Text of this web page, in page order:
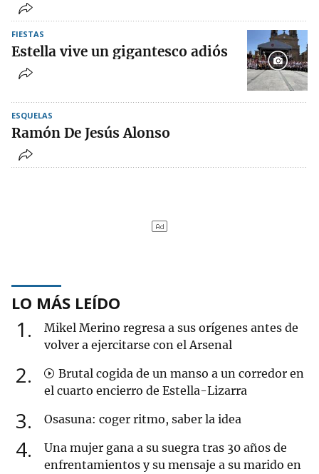
FIESTAS
Estella vive un gigantesco adiós
ESQUELAS
Ramón De Jesús Alonso
LO MÁS LEÍDO
1
Mikel Merino regresa a sus orígenes antes de
volver a ejercitarse con el Arsenal
2
Brutal cogida de un manso a un corredor en
el cuarto encierro de Estella-Lizarra
3 Osasuna: coger ritmo, saber la idea
4
Una mujer gana a su suegra tras 30 años de
enfrentamientos y su mensaje a su marido en